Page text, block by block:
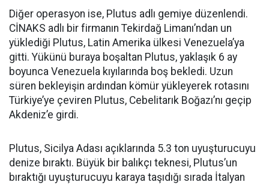
Diğer operasyon ise, Plutus adlı gemiye düzenlendi.
CİNAKS adlı bir firmanın Tekirdağ Limanı’ndan un
yüklediği Plutus, Latin Amerika ülkesi Venezuela’ya
gitti. Yükünü buraya boşaltan Plutus, yaklaşık 6 ay
boyunca Venezuela kıyılarında boş bekledi. Uzun
süren bekleyişin ardından kömür yükleyerek rotasını
Türkiye’ye çeviren Plutus, Cebelitarık Boğazı’nı geçip
Akdeniz’e girdi.
Plutus, Sicilya Adası açıklarında 5.3 ton uyuşturucuyu
denize bıraktı. Büyük bir balıkçı teknesi, Plutus’un
bıraktığı uyuşturucuyu karaya taşıdığı sırada İtalyan